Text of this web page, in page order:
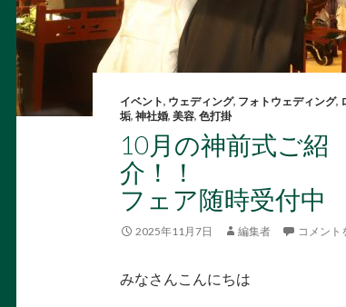
イベント, ウェディング, フォトウェディング,
垢, 神社婚, 美容, 色打掛
10月の神前式ご紹
介！！ ブ
フェア随時受付中
2025年11月7日 編集者 コメント
みなさんこんにちは